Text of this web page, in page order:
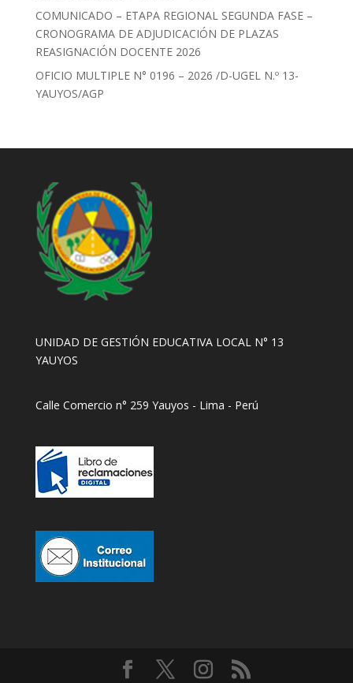
COMUNICADO – ETAPA REGIONAL SEGUNDA FASE –
CRONOGRAMA DE ADJUDICACIÓN DE PLAZAS
REASIGNACIÓN DOCENTE 2026
OFICIO MULTIPLE N° 0196 – 2026 /D-UGEL N.º 13-
YAUYOS/AGP
UNIDAD DE GESTIÓN EDUCATIVA LOCAL N° 13
YAUYOS
Calle Comercio n° 259 Yauyos - Lima - Perú